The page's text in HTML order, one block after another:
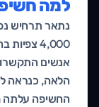
למה
נתאר תרחיש
הלאה, כנראה
החשיפה עלתה